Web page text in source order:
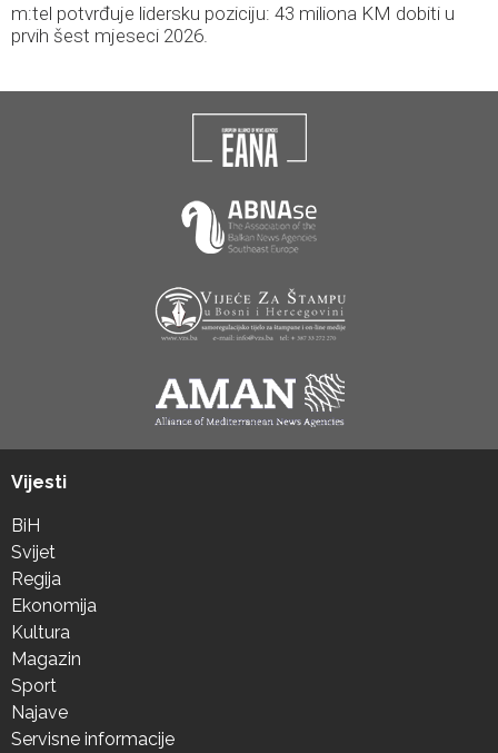
m:tel potvrđuje lidersku poziciju: 43 miliona KM dobiti u
prvih šest mjeseci 2026.
Vijesti
BiH
Svijet
Regija
Ekonomija
Kultura
Magazin
Sport
Najave
Servisne informacije